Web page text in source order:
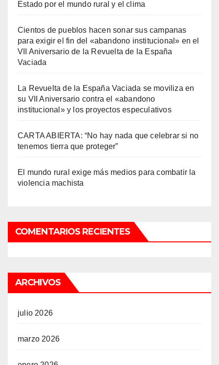
Estado por el mundo rural y el clima
Cientos de pueblos hacen sonar sus campanas
para exigir el fin del «abandono institucional» en el
VII Aniversario de la Revuelta de la España
Vaciada
La Revuelta de la España Vaciada se moviliza en
su VII Aniversario contra el «abandono
institucional» y los proyectos especulativos
CARTA ABIERTA: “No hay nada que celebrar si no
tenemos tierra que proteger”
El mundo rural exige más medios para combatir la
violencia machista
COMENTARIOS RECIENTES
ARCHIVOS
julio 2026
marzo 2026